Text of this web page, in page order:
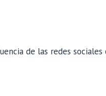
de las redes